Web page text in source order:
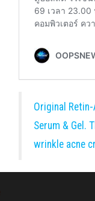
Original
Serum & Gel.
wrinkle acne